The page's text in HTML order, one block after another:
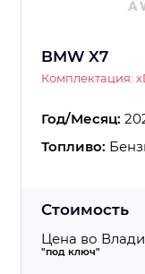
BMW X7
Комплектация:
Год/Месяц:
Топливо:
Стоимость
Цена во
"под ключ"